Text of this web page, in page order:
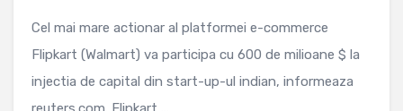
Cel mai mare actionar al platformei e-commerce
Flipkart (Walmart) va participa cu 600 de milioane $ la
injectia de capital din start-up-ul indian, informeaza